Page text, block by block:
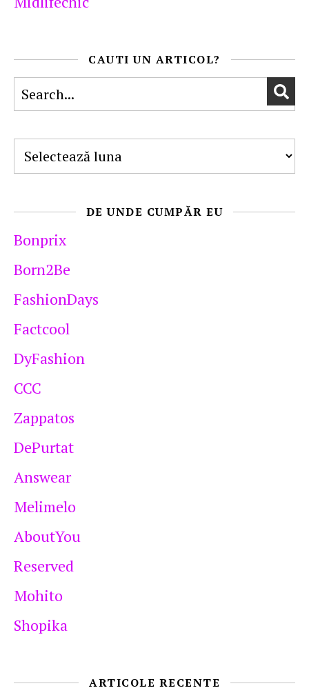
CAUTI UN ARTICOL?
DE UNDE CUMPĂR EU
Bonprix
Born2Be
FashionDays
Factcool
DyFashion
CCC
Zappatos
DePurtat
Answear
Melimelo
AboutYou
Reserved
Mohito
Shopika
ARTICOLE RECENTE